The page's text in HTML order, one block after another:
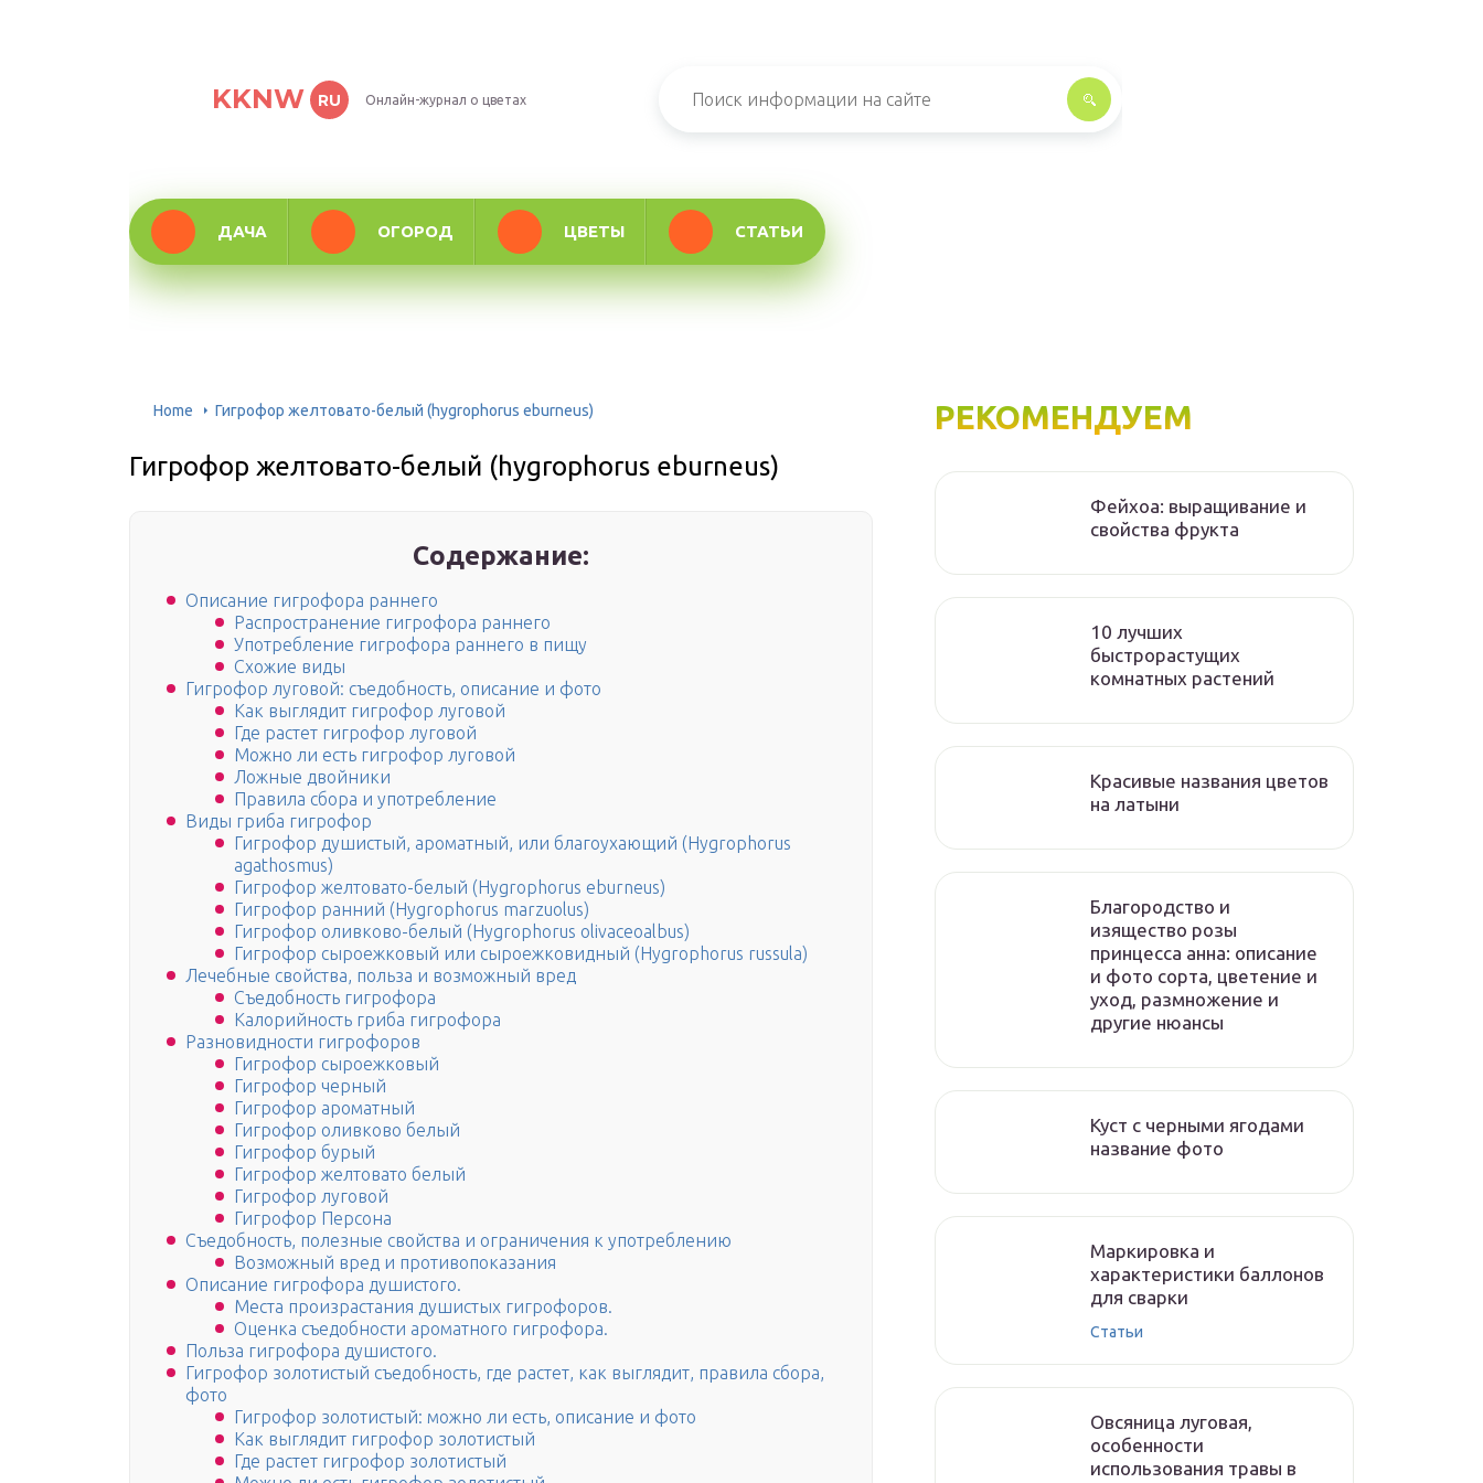
KKNW RU Онлайн-журнал о цветах
ДАЧА ОГОРОД ЦВЕТЫ СТАТЬИ
Home Гигрофор желтовато-белый (hygrophorus eburneus)
Гигрофор желтовато-белый (hygrophorus eburneus)
Содержание:
Описание гигрофора раннего
Распространение гигрофора раннего
Употребление гигрофора раннего в пищу
Схожие виды
Гигрофор луговой: съедобность, описание и фото
Как выглядит гигрофор луговой
Где растет гигрофор луговой
Можно ли есть гигрофор луговой
Ложные двойники
Правила сбора и употребление
Виды гриба гигрофор
Гигрофор душистый, ароматный, или благоухающий (Hygrophorus
agathosmus)
Гигрофор желтовато-белый (Hygrophorus eburneus)
Гигрофор ранний (Hygrophorus marzuolus)
Гигрофор оливково-белый (Hygrophorus olivaceoalbus)
Гигрофор сыроежковый или сыроежковидный (Hygrophorus russula)
Лечебные свойства, польза и возможный вред
Съедобность гигрофора
Калорийность гриба гигрофора
Разновидности гигрофоров
Гигрофор сыроежковый
Гигрофор черный
Гигрофор ароматный
Гигрофор оливково белый
Гигрофор бурый
Гигрофор желтовато белый
Гигрофор луговой
Гигрофор Персона
Съедобность, полезные свойства и ограничения к употреблению
Возможный вред и противопоказания
Описание гигрофора душистого.
Места произрастания душистых гигрофоров.
Оценка съедобности ароматного гигрофора.
Польза гигрофора душистого.
Гигрофор золотистый съедобность, где растет, как выглядит, правила сбора,
фото
Гигрофор золотистый: можно ли есть, описание и фото
Как выглядит гигрофор золотистый
Где растет гигрофор золотистый
РЕКОМЕНДУЕМ
Фейхоа: выращивание и
свойства фрукта
10 лучших
быстрорастущих
комнатных растений
Красивые названия цветов
на латыни
Благородство и
изящество розы
принцесса анна: описание
и фото сорта, цветение и
уход, размножение и
другие нюансы
Куст с черными ягодами
название фото
Маркировка и
характеристики баллонов
для сварки
Статьи
Овсяница луговая,
особенности
использования травы в